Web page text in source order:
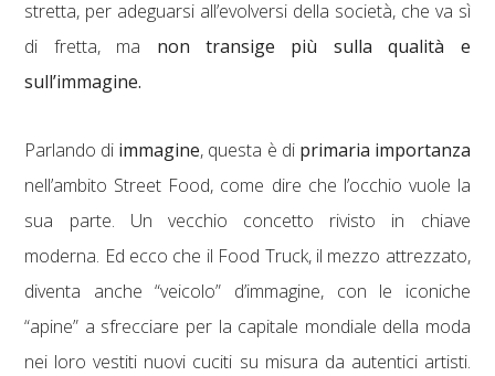
stretta, per adeguarsi all’evolversi della società, che va sì
di fretta, ma non transige più sulla qualità e
sull’immagine.
Parlando di immagine, questa è di primaria importanza
nell’ambito Street Food, come dire che l’occhio vuole la
sua parte. Un vecchio concetto rivisto in chiave
moderna. Ed ecco che il Food Truck, il mezzo attrezzato,
diventa anche “veicolo” d’immagine, con le iconiche
“apine” a sfrecciare per la capitale mondiale della moda
nei loro vestiti nuovi cuciti su misura da autentici artisti.